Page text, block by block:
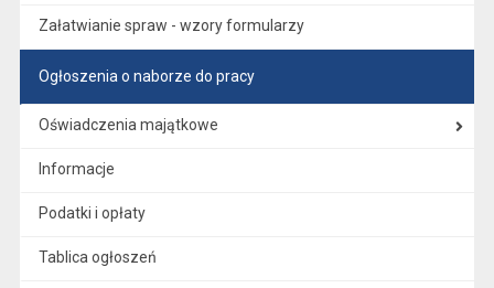
Załatwianie spraw - wzory formularzy
Ogłoszenia o naborze do pracy
Oświadczenia majątkowe
Informacje
Podatki i opłaty
Tablica ogłoszeń